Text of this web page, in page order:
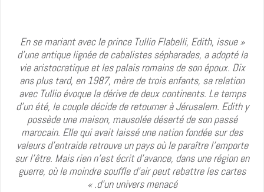
« En se mariant avec le prince Tullio Flabelli, Edith, issue
d'une antique lignée de cabalistes sépharades, a adopté la
vie aristocratique et les palais romains de son époux. Dix
ans plus tard, en 1987, mère de trois enfants, sa relation
avec Tullio évoque la dérive de deux continents. Le temps
d'un été, le couple décide de retourner à Jérusalem. Edith y
possède une maison, mausolée déserté de son passé
marocain. Elle qui avait laissé une nation fondée sur des
valeurs d'entraide retrouve un pays où le paraîtrel’emporte
sur l'être. Mais rien n'est écrit d'avance, dans une région en
guerre, où le moindre souffle d'air peut rebattre les cartes
d'un univers menacé. »